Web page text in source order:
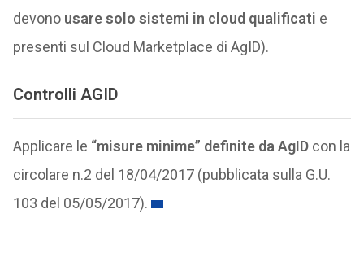
devono usare solo sistemi in cloud qualificati e
presenti sul Cloud Marketplace di AgID).
Controlli AGID
Applicare le “misure minime” definite da AgIDcon la
circolare n.2 del 18/04/2017 (pubblicata sulla G.U.
103 del 05/05/2017).